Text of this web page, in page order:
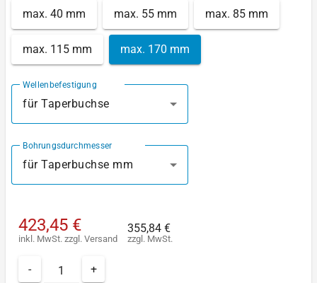
max. 40 mm max. 55 mm max. 85 mm
max. 115 mm max. 170 mm
Wellenbefestigung
für Taperbuchse
Bohrungsdurchmesser
für Taperbuchse mm
423,45 €
inkl. MwSt. zzgl. Versand
355,84 €
zzgl. MwSt.
- +